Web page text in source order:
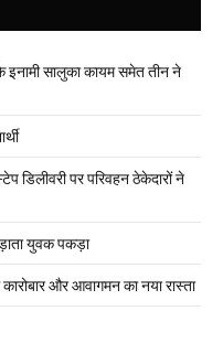
सालुका कायम समेत तीन ने
डिलीवरी पर परिवहन ठेकेदारों ने
युवक पकड़ा
और आवागमन का नया रास्ता